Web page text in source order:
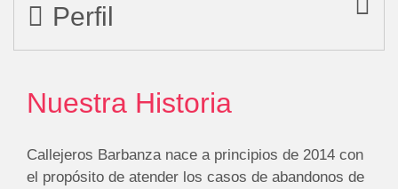
Perfil
Nuestra Historia
Callejeros Barbanza nace a principios de 2014 con
el propósito de atender los casos de abandonos de